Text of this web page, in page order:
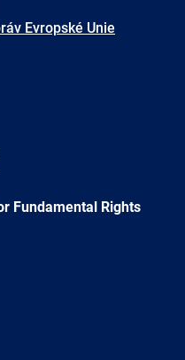
Evropské Unie
Fundamental Rights